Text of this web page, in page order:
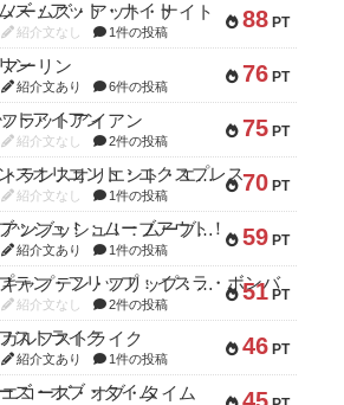
88 PT
ノームズ・アット・ナイト
紹介文なし 1件の投稿
76 PT
マーリン
紹介文あり 6件の投稿
75 PT
フラットアイアン
紹介文なし 2件の投稿
70 PT
トランスオリエント・エクスプレス
紹介文なし 1件の投稿
59 PT
アンブッシュ！：ムーブアウト！
紹介文あり 1件の投稿
51 PT
キャプテン・フリップ：イスラ・ボンバ
紹介文なし 2件の投稿
46 PT
ガルフストライク
紹介文あり 1件の投稿
エコーズ・オブ・タイム